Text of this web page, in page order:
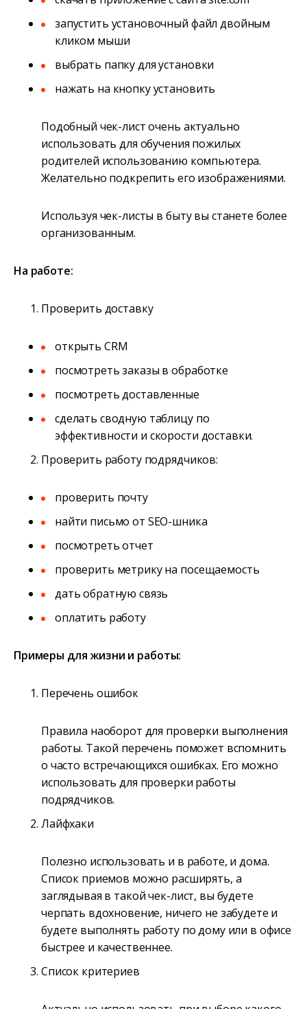
запустить установочный файл двойным
кликом мыши
выбрать папку для установки
нажать на кнопку установить
Подобный чек-лист очень актуально
использовать для обучения пожилых
родителей использованию компьютера.
Желательно подкрепить его изображениями.
Используя чек-листы в быту вы станете более
организованным.
На работе:
Проверить доставку
открыть CRM
посмотреть заказы в обработке
посмотреть доставленные
сделать сводную таблицу по
эффективности и скорости доставки.
Проверить работу подрядчиков:
проверить почту
найти письмо от SEO-шника
посмотреть отчет
проверить метрику на посещаемость
дать обратную связь
оплатить работу
Примеры для жизни и работы:
Перечень ошибок
Правила наоборот для проверки выполнения
работы. Такой перечень поможет вспомнить
о часто встречающихся ошибках. Его можно
использовать для проверки работы
подрядчиков.
Лайфхаки
Полезно использовать и в работе, и дома.
Список приемов можно расширять, а
заглядывая в такой чек-лист, вы будете
черпать вдохновение, ничего не забудете и
будете выполнять работу по дому или в офисе
быстрее и качественнее.
Список критериев